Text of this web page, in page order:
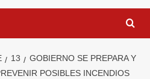
13
GOBIERNO SE PREPARA Y
POSIBLES INCENDIOS